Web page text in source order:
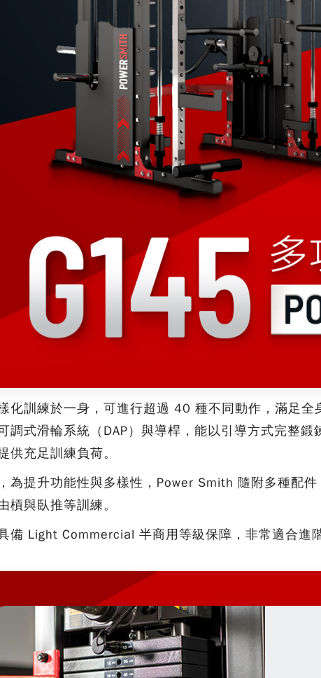
化訓練於一身， 可進行超過 40 種不同動作 ，滿足
調式滑輪系統（DAP）與導桿，能以引導方式完整
供充足訓練負荷。
為提升功能性與多樣性，Power Smith 隨附多種配
槓與臥推等訓練。
備 Light Commercial 半商用等級保障，非常適合進